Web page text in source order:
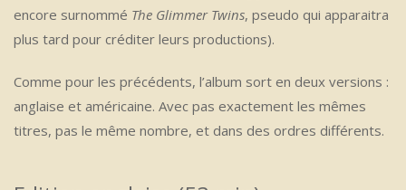
encore surnommé The Glimmer Twins, pseudo qui apparaitra
plus tard pour créditer leurs productions).
Comme pour les précédents, l’album sort en deux versions :
anglaise et américaine. Avec pas exactement les mêmes
titres, pas le même nombre, et dans des ordres différents.